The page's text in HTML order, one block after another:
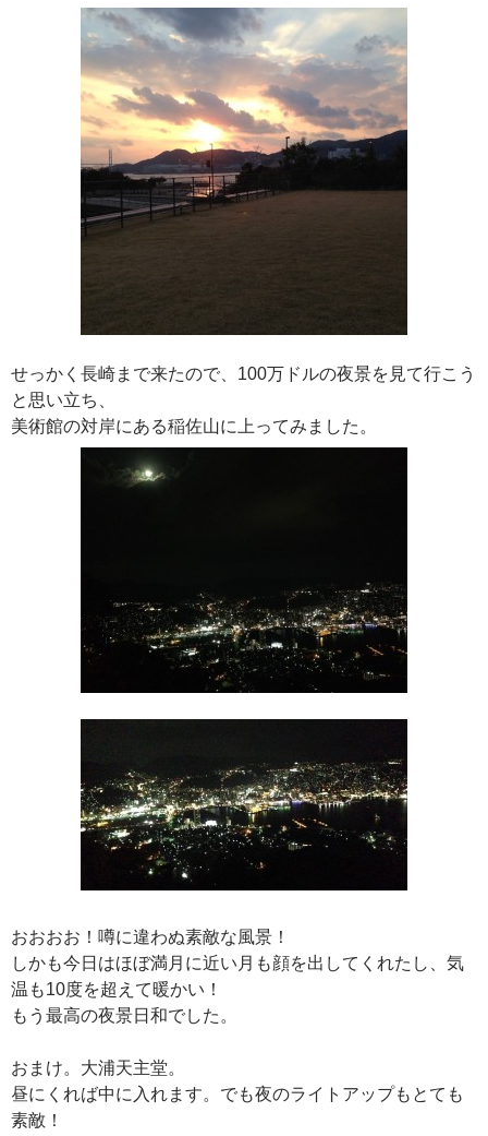
せっかく長崎まで来たので、100万ドルの夜景を見て行こう
と思い立ち、
美術館の対岸にある稲佐山に上ってみました。
おおおお！噂に違わぬ素敵な風景！
しかも今日はほぼ満月に近い月も顔を出してくれたし、気
温も10度を超えて暖かい！
もう最高の夜景日和でした。
おまけ。大浦天主堂。
昼にくれば中に入れます。でも夜のライトアップもとても
素敵！